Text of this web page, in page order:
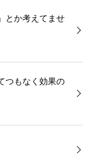
とか考えてませ
つもなく効果の